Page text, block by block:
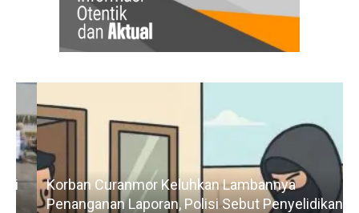
Korban Curanmor Keluhkan Lambannya
Penanganan Laporan, Polisi Sebut Penyelidikan